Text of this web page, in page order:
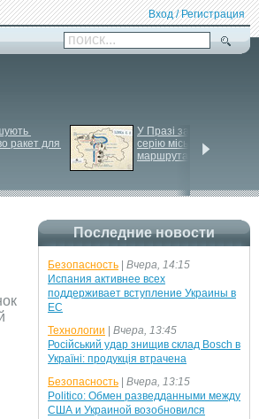
Вход / Регистрация
поиск...
ракет для
У Празі запустили
серію міських квестів
маршрутами трамваїв
Последние новости
Безопасность
Вчера, 14:15
Испания активнее всех
поддерживает вступление Украины в
ЕС
Технологии
Вчера, 13:45
Російський удар знищив склад Bosch в
Україні: продукція втрачена
Безопасность
Вчера, 13:15
Politico: Обмен разведданными между
США и Украиной возобновился